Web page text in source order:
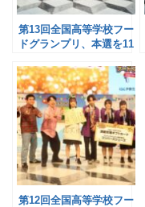
第13回全国高等学校フー
ドグランプリ、本選を11
第12回全国高等学校フー